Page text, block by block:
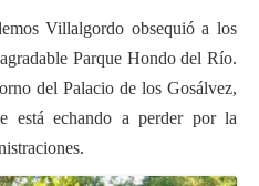
Villalgordo obsequió a los
Parque Hondo del Río.
del Palacio de los Gosálvez,
está echando a perder por la